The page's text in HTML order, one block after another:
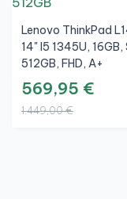
Lenovo ThinkPad
14" I5 1345U, 16GB,
512GB, FHD, A+
569,95 €
1.449,00 €